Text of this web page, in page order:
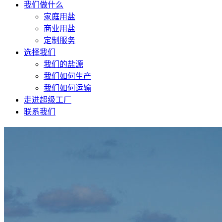
我们做什么
家庭用盐
商业用盐
定制服务
选择我们
我们的盐源
我们如何生产
我们如何运输
走进超级工厂
联系我们